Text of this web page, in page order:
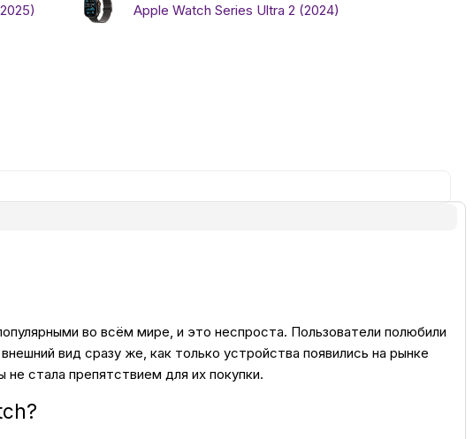
LEGO
питомцев
Apple Watch Series Ultra 2 (2024)
во всём мире, и это неспроста. Пользователи полюбили
вид сразу же, как только устройства появились на рынке
стала препятствием для их покупки.